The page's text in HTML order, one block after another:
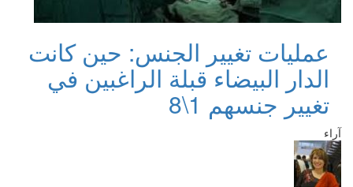
عمليات تغيير الجنس: حين كانت
الدار البيضاء قبلة الراغبين في
تغيير جنسهم 1\8
آراء